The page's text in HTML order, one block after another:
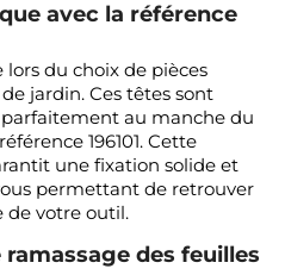
avec la référence
lors du choix de pièces
jardin. Ces têtes sont
au manche du
196101. Cette
une fixation solide et
permettant de retrouver
de votre outil.
des feuilles